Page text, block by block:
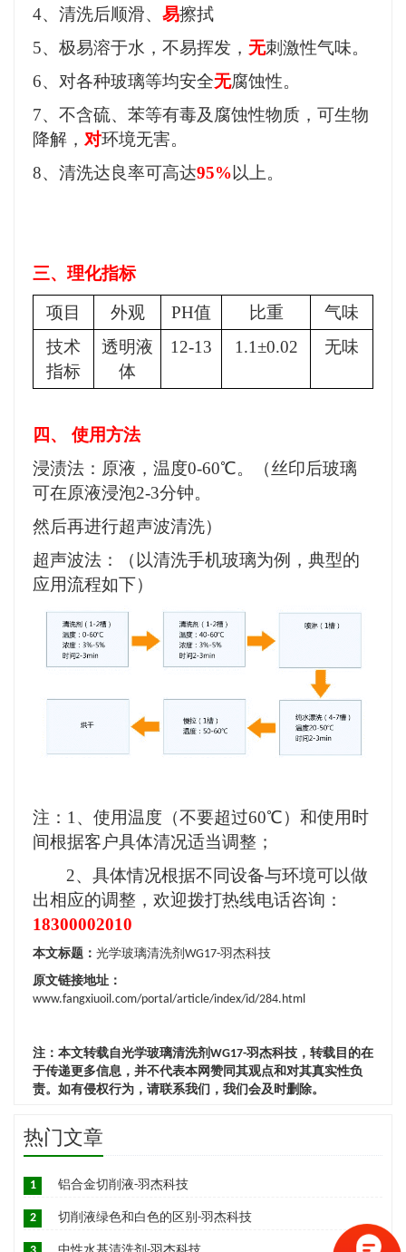
4、清洗后顺滑、 易擦拭
5、极易溶于水，不易挥发， 无刺激性气味。
6、对各种玻璃等均安全无腐蚀性。
7、不含硫、苯等有毒及腐蚀性物质，可生物
降解， 对环境无害。
8、清洗达良率可高达95%以上。
三、理化指标
项目 外观 PH值 比重
气味
技术
指标
透明液
体
12-13 1.1±0.02 无味
四、
使用方法
浸渍法：原液，温度0-60℃。（丝印后玻璃
可在原液浸泡2-3分钟。
然后再进行超声波清洗）
超声波法：（以清洗手机玻璃为例，典型的
应用流程如下）
注： 1、使用温度（不要超过60℃）和使用时
间根据客户具体清况适当调整；
2、具体情况根据不同设备与环境可以做
出相应的调整，欢迎拨打热线电话咨询：
18300002010
本文标题： 光学玻璃清洗剂WG17-羽杰科技
原文链接地址：
www.fangxiuoil.com/portal/article/index/id/284.html
注：本文转载自光学玻璃清洗剂WG17-羽杰科技，转载目的在
于传递更多信息，并不代表本网赞同其观点和对其真实性负
责。如有侵权行为，请联系我们，我们会及时删除。
热门文章
1 铝合金切削液-羽杰科技
2 切削液绿色和白色的区别-羽杰科技